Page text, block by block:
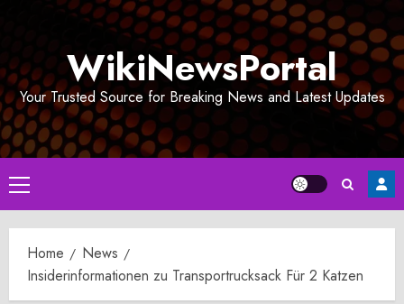
WikiNewsPortal
Your Trusted Source for Breaking News and Latest Updates
Primary
Menu
Home
News
Insiderinformationen zu Transportrucksack Für 2 Katzen